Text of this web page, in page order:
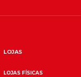
LOJAS
LOJAS FÍSICAS